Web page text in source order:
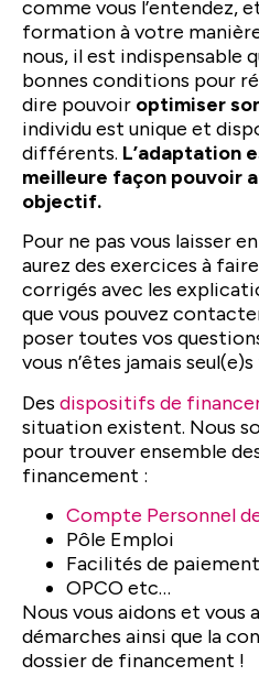
comme vous l’entendez,
formation à votre
nous, il est indispensable
bonnes conditions pour
dire pouvoir optimiser
individu est unique et
différents. L’adaptation
meilleure façon pouvoir
objectif.
Pour ne pas vous laisser
aurez des exercices à
corrigés avec les
que vous pouvez
poser toutes vos
vous n’êtes jamais
Des dispositifs de
situation existent. Nous
pour trouver ensemble
financement :
Compte Personnel
Pôle Emploi
Facilités de paiement
OPCO etc…
Nous vous aidons et vous
démarches ainsi que la
dossier de financement !